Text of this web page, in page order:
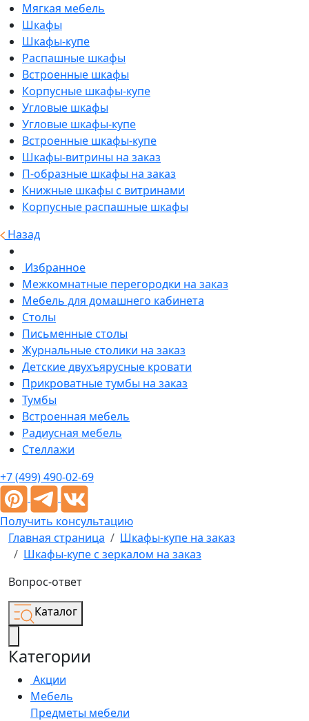
Мягкая мебель
Шкафы
Шкафы-купе
Распашные шкафы
Встроенные шкафы
Корпусные шкафы-купе
Угловые шкафы
Угловые шкафы-купе
Встроенные шкафы-купе
Шкафы-витрины на заказ
П-образные шкафы на заказ
Книжные шкафы с витринами
Корпусные распашные шкафы
Назад
Избранное
Межкомнатные перегородки на заказ
Мебель для домашнего кабинета
Столы
Письменные столы
Журнальные столики на заказ
Детские двухъярусные кровати
Прикроватные тумбы на заказ
Тумбы
Встроенная мебель
Радиусная мебель
Стеллажи
+7 (499) 490-02-69
Получить консультацию
Главная страница
Шкафы-купе на заказ
Шкафы-купе с зеркалом на заказ
Вопрос-ответ
Каталог
Категории
Акции
Мебель
Предметы мебели